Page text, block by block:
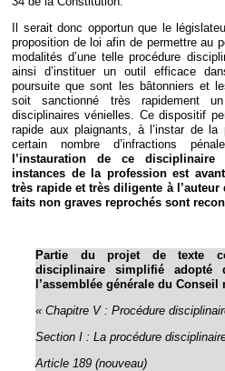
Il serait donc opportun que le
proposition de loi afin de permettre au
modalités d’une telle procédure
ainsi d’instituer un outil efficace
poursuite que sont les bâtonniers et
soit sanctionné très rapidement
disciplinaires vénielles. Ce dispositif
rapide aux plaignants, à l’instar de
certain nombre d’infractions
l’instauration de ce
instances de la profession est
très rapide et très diligente à
faits non graves reprochés sont
Partie du projet de texte
disciplinaire simplifié
l’assemblée générale du
« Chapitre V : Procédure
Section I : La procédure
Article 189 (nouveau)